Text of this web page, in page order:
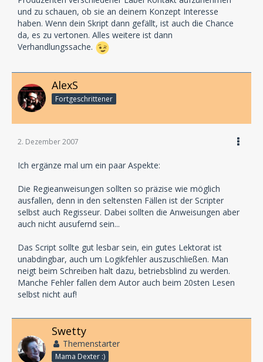
und zu schauen, ob sie an deinem Konzept Interesse
haben. Wenn dein Skript dann gefällt, ist auch die Chance
da, es zu vertonen. Alles weitere ist dann
Verhandlungssache.
AlexS
Fortgeschrittener
2. Dezember 2007
Ich ergänze mal um ein paar Aspekte:
Die Regieanweisungen sollten so präzise wie möglich
ausfallen, denn in den seltensten Fällen ist der Scripter
selbst auch Regisseur. Dabei sollten die Anweisungen aber
auch nicht ausufernd sein...
Das Script sollte gut lesbar sein, ein gutes Lektorat ist
unabdingbar, auch um Logikfehler auszuschließen. Man
neigt beim Schreiben halt dazu, betriebsblind zu werden.
Manche Fehler fallen dem Autor auch beim 20sten Lesen
selbst nicht auf!
Swetty
Themenstarter
Mama Dexter :)